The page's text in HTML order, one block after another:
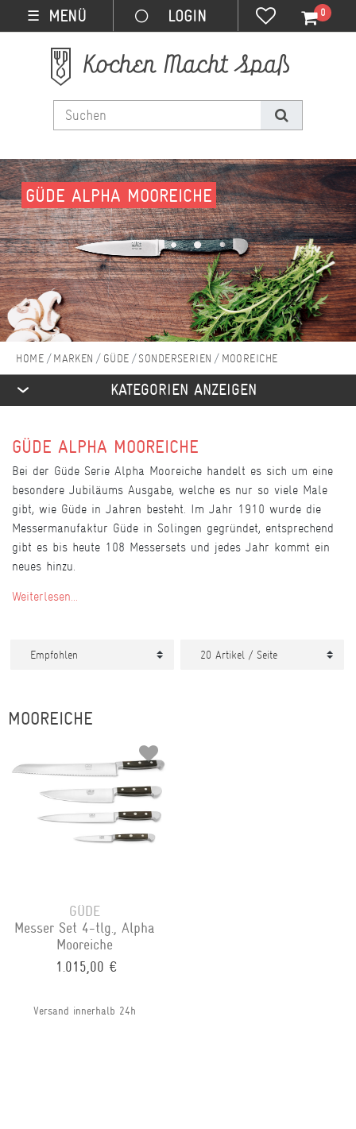
☰ MENÜ 0
GÜDE ALPHA MOOREICHE
MARKEN GÜDE SONDERSERIEN MOOREICHE
KATEGORIEN ANZEIGEN
GÜDE ALPHA MOOREICHE
Bei der Güde Serie Alpha Mooreiche handelt es sich um eine
besondere Jubiläums Ausgabe, welche es nur so viele Male
gibt, wie Güde in Jahren besteht. Im Jahr 1910 wurde die
Messermanufaktur Güde in Solingen gegründet, entsprechend
gibt es bis heute 108 Messersets und jedes Jahr kommt ein
neues hinzu.
Weiterlesen...
MOOREICHE
GÜDE
Messer Set 4-tlg., Alpha
Mooreiche
1.015,00 €
Versand innerhalb 24h